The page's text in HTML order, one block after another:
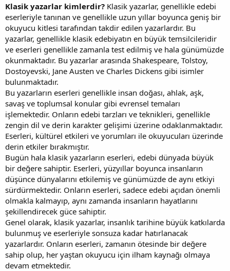
Klasik yazarlar kimlerdir? Klasik yazarlar, genellikle edebi
eserleriyle tanınan ve genellikle uzun yıllar boyunca geniş bir
okuyucu kitlesi tarafından takdir edilen yazarlardır. Bu
yazarlar, genellikle klasik edebiyatın en büyük temsilcileridir
ve eserleri genellikle zamanla test edilmiş ve hala günümüzde
okunmaktadır. Bu yazarlar arasında Shakespeare, Tolstoy,
Dostoyevski, Jane Austen ve Charles Dickens gibi isimler
bulunmaktadır.
Bu yazarların eserleri genellikle insan doğası, ahlak, aşk,
savaş ve toplumsal konular gibi evrensel temaları
işlemektedir. Onların edebi tarzları ve teknikleri, genellikle
zengin dil ve derin karakter gelişimi üzerine odaklanmaktadır.
Eserleri, kültürel etkileri ve yorumları ile okuyucuları üzerinde
derin etkiler bırakmıştır.
Bugün hala klasik yazarların eserleri, edebi dünyada büyük
bir değere sahiptir. Eserleri, yüzyıllar boyunca insanların
düşünce dünyalarını etkilemiş ve günümüzde de aynı etkiyi
sürdürmektedir. Onların eserleri, sadece edebi açıdan önemli
olmakla kalmayıp, aynı zamanda insanların hayatlarını
şekillendirecek güce sahiptir.
Genel olarak, klasik yazarlar, insanlık tarihine büyük katkılarda
bulunmuş ve eserleriyle sonsuza kadar hatırlanacak
yazarlardır. Onların eserleri, zamanın ötesinde bir değere
sahip olup, her yaştan okuyucu için ilham kaynağı olmaya
devam etmektedir.